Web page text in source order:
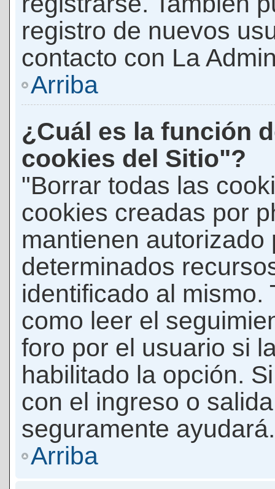
registro de nuevos
contacto con La
Arriba
¿Cuál es la función
cookies del Sitio"?
"Borrar todas las
cookies creadas por
mantienen autorizado
determinados
identificado al mismo.
como leer el
foro por el usuario si
habilitado la opción.
con el ingreso o
seguramente ayudará.
Arriba